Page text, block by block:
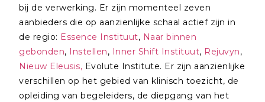
bij de verwerking. Er zijn momenteel zeven
aanbieders die op aanzienlijke schaal actief zijn in
de regio: Essence Instituut, Naar binnen
gebonden, Instellen, Inner Shift Instituut, Rejuvyn,
Nieuw Eleusis, Evolute Institute. Er zijn aanzienlijke
verschillen op het gebied van klinisch toezicht, de
opleiding van begeleiders, de diepgang van het